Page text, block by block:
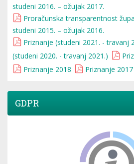
studeni 2016. – ožujak 2017.
Proračunska transparentnost
studeni 2015. – ožujak 2016.
Priznanje (studeni 2021. - travanj
(studeni 2020. - travanj 2021.)
Priznanje 2018
Priznanje 2017
GDPR